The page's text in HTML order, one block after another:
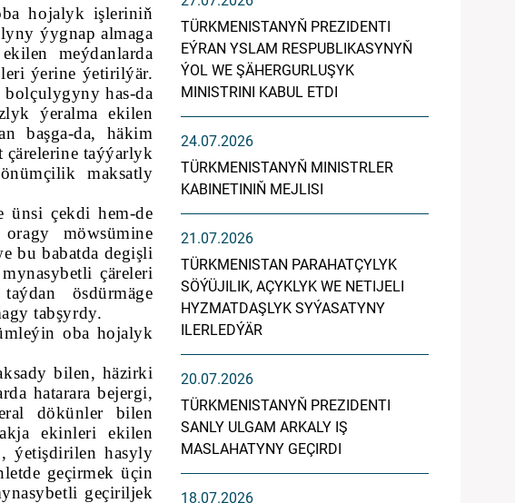
hojalyk işleriniň
ýygnap almaga
meýdanlarda
ýerine ýetirilýär.
has-da
ýeralma ekilen
başga-da, häkim
taýýarlyk
maksatly
ünsi çekdi hem-de
möwsümine
bu babatda degişli
çäreleri
ösdürmäge
tabşyrdy.
oba hojalyk
bilen, häzirki
hatarara bejergi,
dökünler bilen
ekinleri ekilen
ýetişdirilen hasyly
geçirmek üçin
geçiriljek
TÜRKMENISTANYŇ PREZIDENTI
EÝRAN YSLAM RESPUBLIKASYNYŇ
ÝOL WE ŞÄHERGURLUŞYK
MINISTRINI KABUL ETDI
24.07.2026
TÜRKMENISTANYŇ MINISTRLER
KABINETINIŇ MEJLISI
21.07.2026
TÜRKMENISTAN PARAHATÇYLYK
SÖÝÜJILIK, AÇYKLYK WE NETIJELI
HYZMATDAŞLYK SYÝASATYNY
ILERLEDÝÄR
20.07.2026
TÜRKMENISTANYŇ PREZIDENTI
SANLY ULGAM ARKALY IŞ
MASLAHATYNY GEÇIRDI
18.07.2026